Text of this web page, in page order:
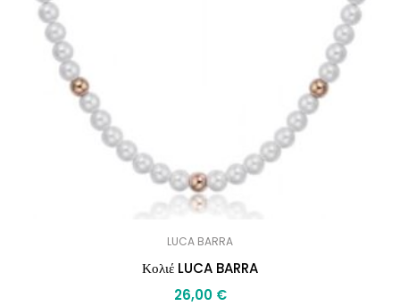
LUCA BARRA
Κολιέ LUCA BARRA
26,00 €